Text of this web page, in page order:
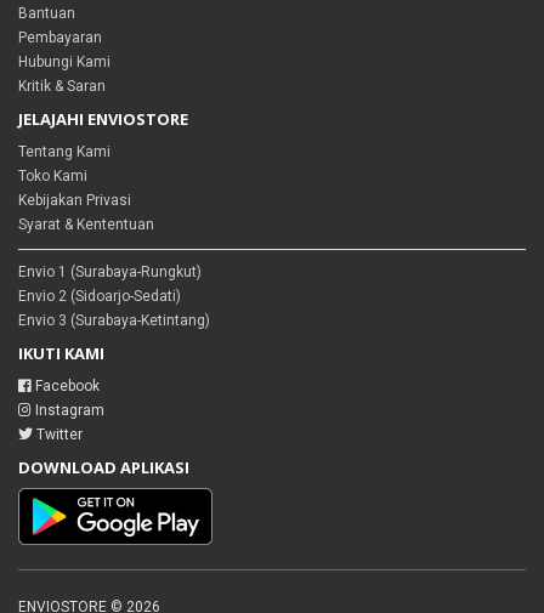
Bantuan
Pembayaran
Hubungi Kami
Kritik & Saran
JELAJAHI ENVIOSTORE
Tentang Kami
Toko Kami
Kebijakan Privasi
Syarat & Kententuan
Envio 1 (Surabaya-Rungkut)
Envio 2 (Sidoarjo-Sedati)
Envio 3 (Surabaya-Ketintang)
IKUTI KAMI
Facebook
Instagram
Twitter
DOWNLOAD APLIKASI
ENVIOSTORE © 2026